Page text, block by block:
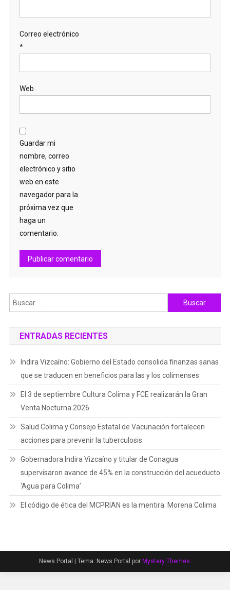
Correo electrónico
*
Web
Guardar mi
nombre, correo
electrónico y sitio
web en este
navegador para la
próxima vez que
haga un
comentario.
Buscar:
ENTRADAS RECIENTES
Indira Vizcaíno: Gobierno del Estado consolida finanzas sanas
que se traducen en beneficios para las y los colimenses
El 3 de septiembre Cultura Colima y FCE realizarán la Gran
Venta Nocturna 2026
Salud Colima y Consejo Estatal de Vacunación fortalecen
acciones para prevenir la tuberculosis
Gobernadora Indira Vizcaíno y titular de Conagua
supervisaron avance de 45% en la construcción del acueducto
‘Agua para Colima’
El código de ética del MCPRIAN es la mentira: Morena Colima
News Portal Tema: News Portal por Mystery Themes.